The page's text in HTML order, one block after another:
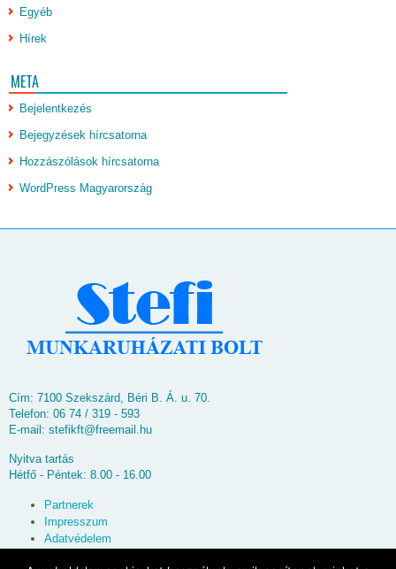
Egyéb
Hírek
META
Bejelentkezés
Bejegyzések hírcsatorna
Hozzászólások hírcsatorna
WordPress Magyarország
Cím: 7100 Szekszárd, Béri B. Á. u. 70.
Telefon: 06 74 / 319 - 593
E-mail: stefikft@freemail.hu
Nyitva tartás
Hétfő - Péntek: 8.00 - 16.00
Partnerek
Impresszum
Adatvédelem